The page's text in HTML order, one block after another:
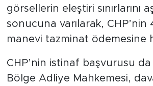
görsellerin eleştiri sınırlarını
sonucuna varılarak, CHP’nin
manevi tazminat ödemesine
CHP’nin istinaf başvurusu
Bölge Adliye Mahkemesi,